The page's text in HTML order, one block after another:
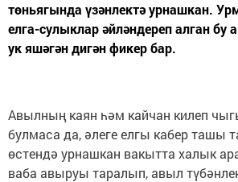
төньягында үзәнлектә урнашкан.
елга-сулыклар әйләндереп алган бу
ук яшәгән дигән фикер бар.
Авылның каян һәм кайчан килеп
булмаса да, әлеге елгы кабер ташы
өстендә урнашкан вакытта халык
ваба авыруы таралып, авыл